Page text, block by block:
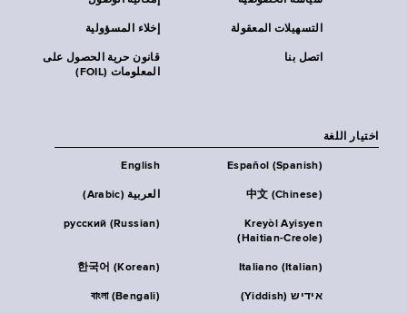
إخلاء المسؤولية التسهيلات المعقولة
قانون حرية الحصول على
المعلومات (FOIL)
اتصل بنا
اختيار اللغة
English Español (Spanish)
العربية (Arabic) 中文 (Chinese)
русский (Russian)
Kreyòl Ayisyen
(Haitian-Creole)
한국어 (Korean) Italiano (Italian)
বাংলা (Bengali) אידיש (Yiddish)